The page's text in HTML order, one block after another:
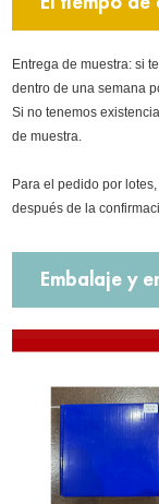
Entrega de muestra: si
dentro de una semana
Si no tenemos
de muestra.
Para el pedido por
después de la
Embalaje y